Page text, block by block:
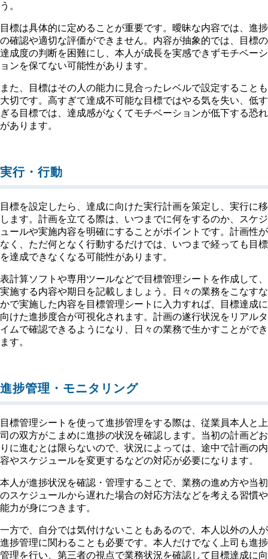
う。
目標は具体的に定めることが重要です。曖昧な内容では、進捗
の確認や適切な評価ができません。内容が抽象的では、目標の
達成度の判断を困難にし、本人が成長を実感できずモチベーシ
ョンを保てない可能性があります。
また、目標はその人の能力に見合ったレベルで設定することも
大切です。高すぎて達成不可能な目標ではやる気を失い、低す
ぎる目標では、達成感がなくてモチベーションが低下する恐れ
があります。
実行・行動
目標を設定したら、達成に向けた実行計画を策定し、実行に移
します。計画を立てる際は、いつまでに何をするのか、スケジ
ュールや実施内容を明確にすることがポイントです。計画性が
なく、ただ何となく行動するだけでは、いつまで経っても目標
を達成できなくなる可能性があります。
表計算ソフトや専用ツールなどで目標管理シートを作成して、
実施する内容や期日を記載しましょう。日々の業務をこなすな
かで実施した内容を目標管理シートに入力すれば、目標達成に
向けた進捗度合が可視化されます。計画の遂行状況をリアルタ
イムで確認できるようになり、日々の業務で生かすことができ
ます。
進捗管理・モニタリング
目標管理シートを使って進捗管理をする際は、従業員本人と上
司の双方がこまめに進捗の状況を確認します。当初の計画どお
りに進むとは限らないので、状況によっては、途中で計画の内
容やスケジュールを変更するなどの対応が必要になります。
本人が進捗状況を確認・管理することで、業務の進め方や当初
のスケジュールから遅れた場合の対応方法などを考える習慣や
能力が身につきます。
一方で、自分では気付けないこともあるので、本人以外の人が
進捗管理に関わることも必要です。本人だけでなく上司も進捗
管理を行い、第三者の視点で業務状況を確認して目標達成に向